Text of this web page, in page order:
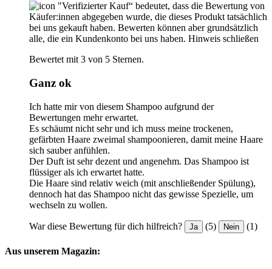
"Verifizierter Kauf“ bedeutet, dass die Bewertung von
Käufer:innen abgegeben wurde, die dieses Produkt tatsächlich
bei uns gekauft haben. Bewerten können aber grundsätzlich
alle, die ein Kundenkonto bei uns haben. Hinweis schließen
Bewertet mit 3 von 5 Sternen.
Ganz ok
Ich hatte mir von diesem Shampoo aufgrund der
Bewertungen mehr erwartet.
Es schäumt nicht sehr und ich muss meine trockenen,
gefärbten Haare zweimal shampoonieren, damit meine Haare
sich sauber anfühlen.
Der Duft ist sehr dezent und angenehm. Das Shampoo ist
flüssiger als ich erwartet hatte.
Die Haare sind relativ weich (mit anschließender Spülung),
dennoch hat das Shampoo nicht das gewisse Spezielle, um
wechseln zu wollen.
War diese Bewertung für dich hilfreich? Ja (5) Nein (1)
Aus unserem Magazin: